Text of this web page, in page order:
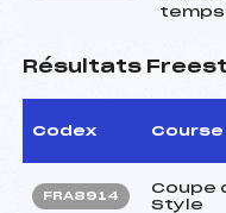
temps
Résultats
Codex Course
FRA8914
Coupe
Style